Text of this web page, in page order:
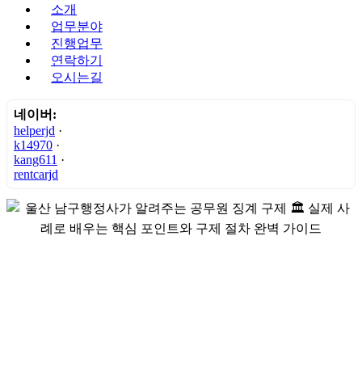
소개
업무분야
진행업무
연락하기
오시는길
네이버:
helperjd ·
k14970 ·
kang611 ·
rentcarjd